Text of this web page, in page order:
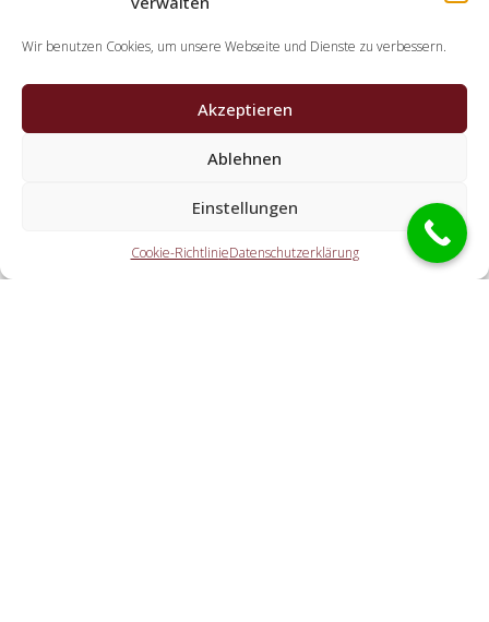
Wir benutzen Cookies, um unsere Webseite und Dienste zu verbessern.
Akzeptieren
Ablehnen
Einstellungen
Cookie-RichtlinieDatenschutzerklärung
Welche Leistungen übernehmen die Partner der
Die Partner erledigen alle Leistungen, die Sie von einem